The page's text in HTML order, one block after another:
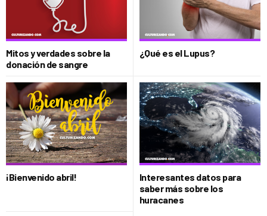
Mitos y verdades sobre la
donación de sangre
¿Qué es el Lupus?
¡Bienvenido abril!
Interesantes datos para
saber más sobre los
huracanes